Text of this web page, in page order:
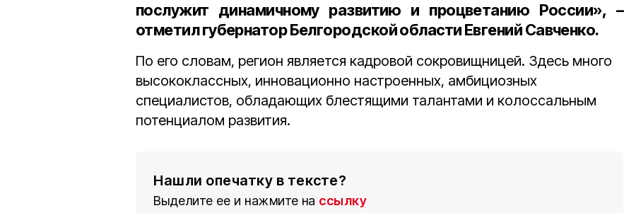
послужит динамичному развитию и процветанию России», –
отметилгубернатор Белгородской области Евгений Савченко.
По его словам, регион является кадровой сокровищницей. Здесь много
высококлассных, инновационно настроенных, амбициозных
специалистов, обладающих блестящими талантами и колоссальным
потенциалом развития.
Нашли опечатку в тексте?
Выделите ее и нажмите на ссылку